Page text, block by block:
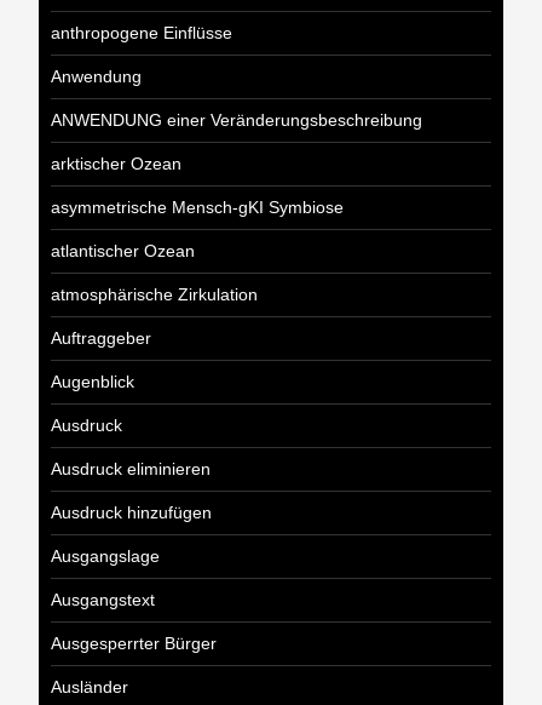
anthropogene Einflüsse
Anwendung
ANWENDUNG einer Veränderungsbeschreibung
arktischer Ozean
asymmetrische Mensch-gKI Symbiose
atlantischer Ozean
atmosphärische Zirkulation
Auftraggeber
Augenblick
Ausdruck
Ausdruck eliminieren
Ausdruck hinzufügen
Ausgangslage
Ausgangstext
Ausgesperrter Bürger
Ausländer